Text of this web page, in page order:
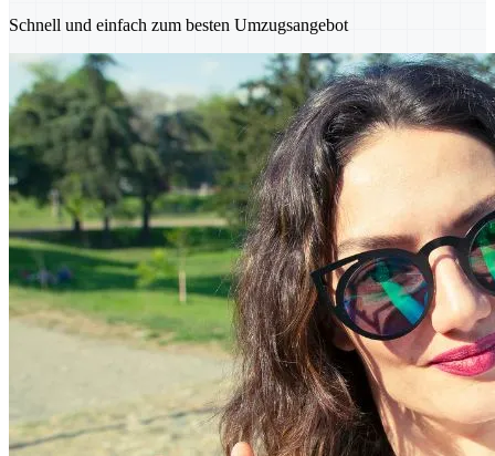
Schnell und einfach zum besten Umzugsangebot